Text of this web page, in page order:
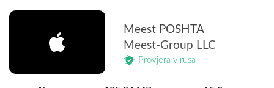
Meest POSHTA
Meest-Group LLC
Provjera virusa